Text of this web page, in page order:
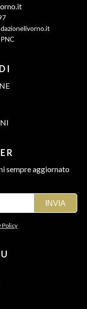
sempre aggiornato
Policy